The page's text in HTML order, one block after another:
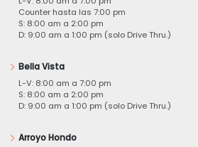
Counter hasta las 7:00 pm
S: 8:00 am a 2:00 pm
D: 9:00 am a 1:00 pm (solo Drive Thru.)
Bella Vista
L-V: 8:00 am a 7:00 pm
S: 8:00 am a 2:00 pm
D: 9:00 am a 1:00 pm (solo Drive Thru.)
Arroyo Hondo